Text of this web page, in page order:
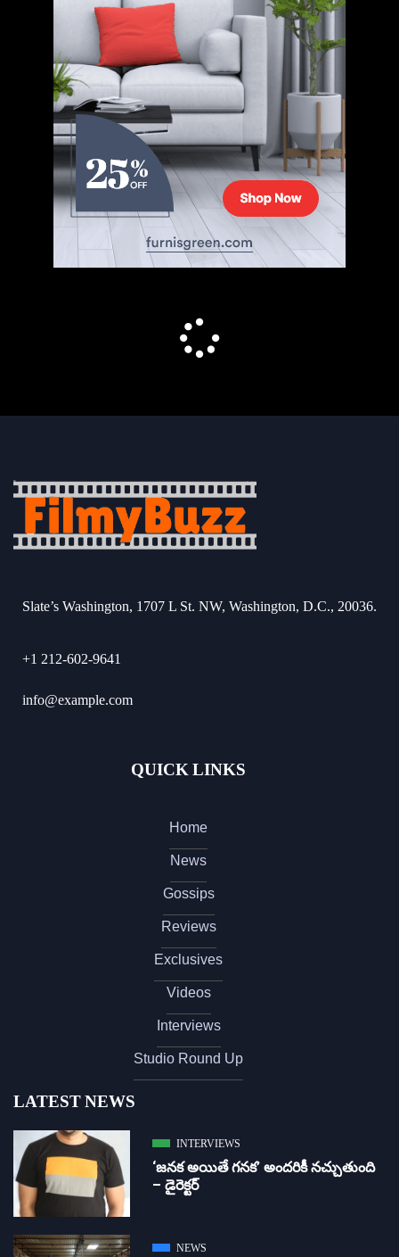
Slate’s Washington, 1707 L St. NW, Washington, D.C., 20036.
+1 212-602-9641
info@example.com
QUICK LINKS
Home
News
Gossips
Reviews
Exclusives
Videos
Interviews
Studio Round Up
LATEST NEWS
INTERVIEWS
‘జ‌న‌క అయితే గ‌న‌క‌’ అందరికీ నచ్చుతుంది
– డైరెక్ట‌ర్
NEWS